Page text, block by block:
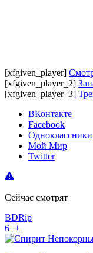
[xfgiven_player]
[xfgiven_player_2]
[xfgiven_player_3]
ВКонтакте
Facebook
Одноклассники
Мой Мир
Twitter
Сейчас смотрят
BDRip
6++